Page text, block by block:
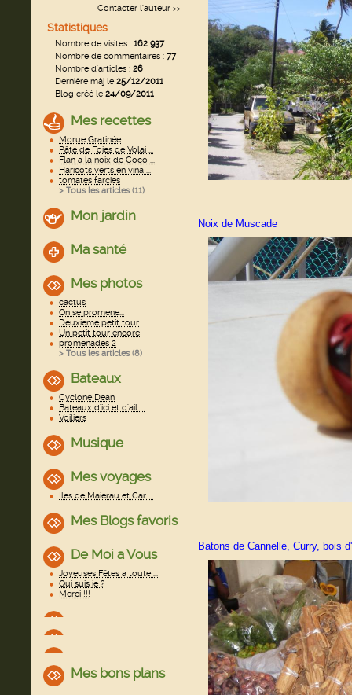
Contacter l'auteur >>
Statistiques
Nombre de visites : 162 937
Nombre de commentaires : 77
Nombre d'articles : 26
Dernière màj le25/12/2011
Blog créé le24/09/2011
Mes recettes
Morue Gratinée
Pâté de Foies de Volai ...
Flan a la noix de Coco ...
Haricots verts en vina ...
tomates farcies
> Tous les articles (11)
Mon jardin
Ma santé
Mes photos
cactus
On se promene...
Deuxieme petit tour
Un petit tour encore
promenades 2
> Tous les articles (8)
Bateaux
Cyclone Dean
Bateaux d'ici et d'ail ...
Voiliers
Musique
Mes voyages
Iles de Maierau et Car ...
Mes Blogs favoris
De Moi a Vous
Joyeuses Fêtes a toute ...
Qui suis je ?
Merci !!!
Mes bons plans
Noix de Muscade
Batons de Cannelle, Curry, bois